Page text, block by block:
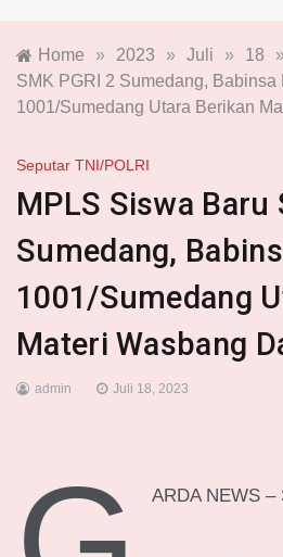
Home » 2023 » Juli » 18 »
SMK PGRI 2 Sumedang, Babinsa
1001/Sumedang Utara Berikan
Seputar TNI/POLRI
MPLS Siswa Baru
Sumedang,
1001/Sumedang
Materi Wasbang
admin Juli 18, 2023
ARDA NEWS –